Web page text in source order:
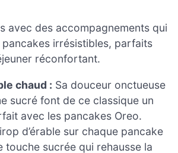
avec des accompagnements qui
irrésistibles, parfaits
réconfortant.
chaud : Sa douceur onctueuse
sucré font de ce classique un
avec les pancakes Oreo.
d’érable sur chaque pancake
touche sucrée qui rehausse la